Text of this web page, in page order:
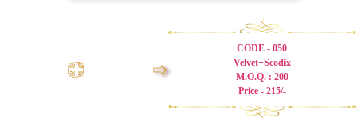
➩
CODE - 050
Velvet+Scodix
M.O.Q. : 200
Price - 215/-